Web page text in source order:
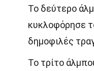
Το δεύτερο
κυκλοφόρησε
δημοφιλές
Το τρίτο